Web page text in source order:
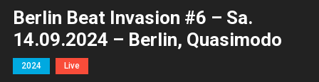
Berlin Beat Invasion #6 – Sa.
14.09.2024 – Berlin, Quasimodo
2024 Live